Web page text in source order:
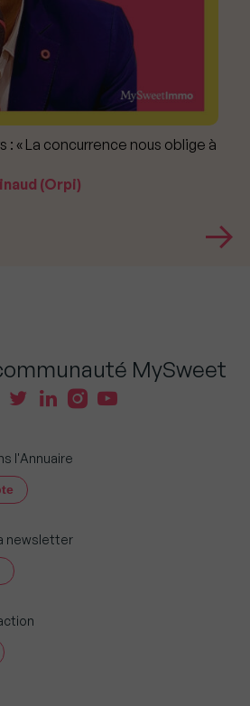
« La concurrence nous oblige à
(Orpi)
MySweet
l'Annuaire
newsletter